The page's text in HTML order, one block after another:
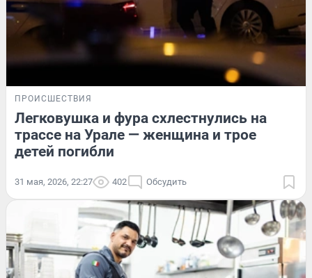
ПРОИСШЕСТВИЯ
Легковушка и фура схлестнулись на
трассе на Урале — женщина и трое
детей погибли
31 мая, 2026, 22:27 402 Обсудить